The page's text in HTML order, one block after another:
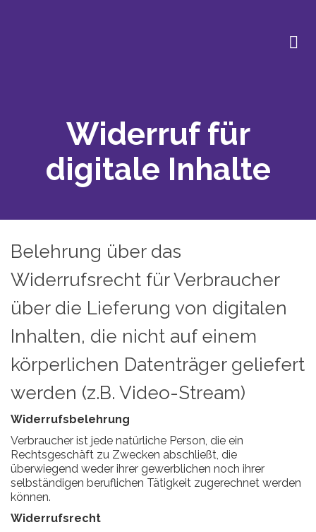
Widerruf für
digitale Inhalte
Belehrung über das
Widerrufsrecht für Verbraucher
über die Lieferung von digitalen
Inhalten, die nicht auf einem
körperlichen Datenträger geliefert
werden (z.B. Video-Stream)
Widerrufsbelehrung
Verbraucher ist jede natürliche Person, die ein
Rechtsgeschäft zu Zwecken abschließt, die
überwiegend weder ihrer gewerblichen noch ihrer
selbständigen beruflichen Tätigkeit zugerechnet werden
können.
Widerrufsrecht